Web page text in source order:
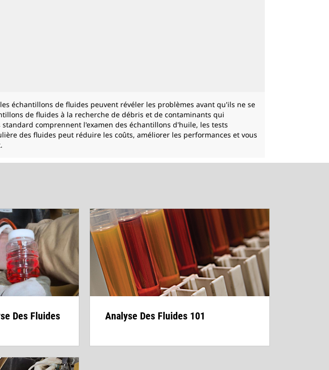
échantillons de fluides peuvent révéler les problèmes avant qu'ils ne se
de fluides à la recherche de débris et de contaminants qui
comprennent l'examen des échantillons d'huile, les tests
des fluides peut réduire les coûts, améliorer les performances et vous
Des Fluides Analyse Des Fluides 101